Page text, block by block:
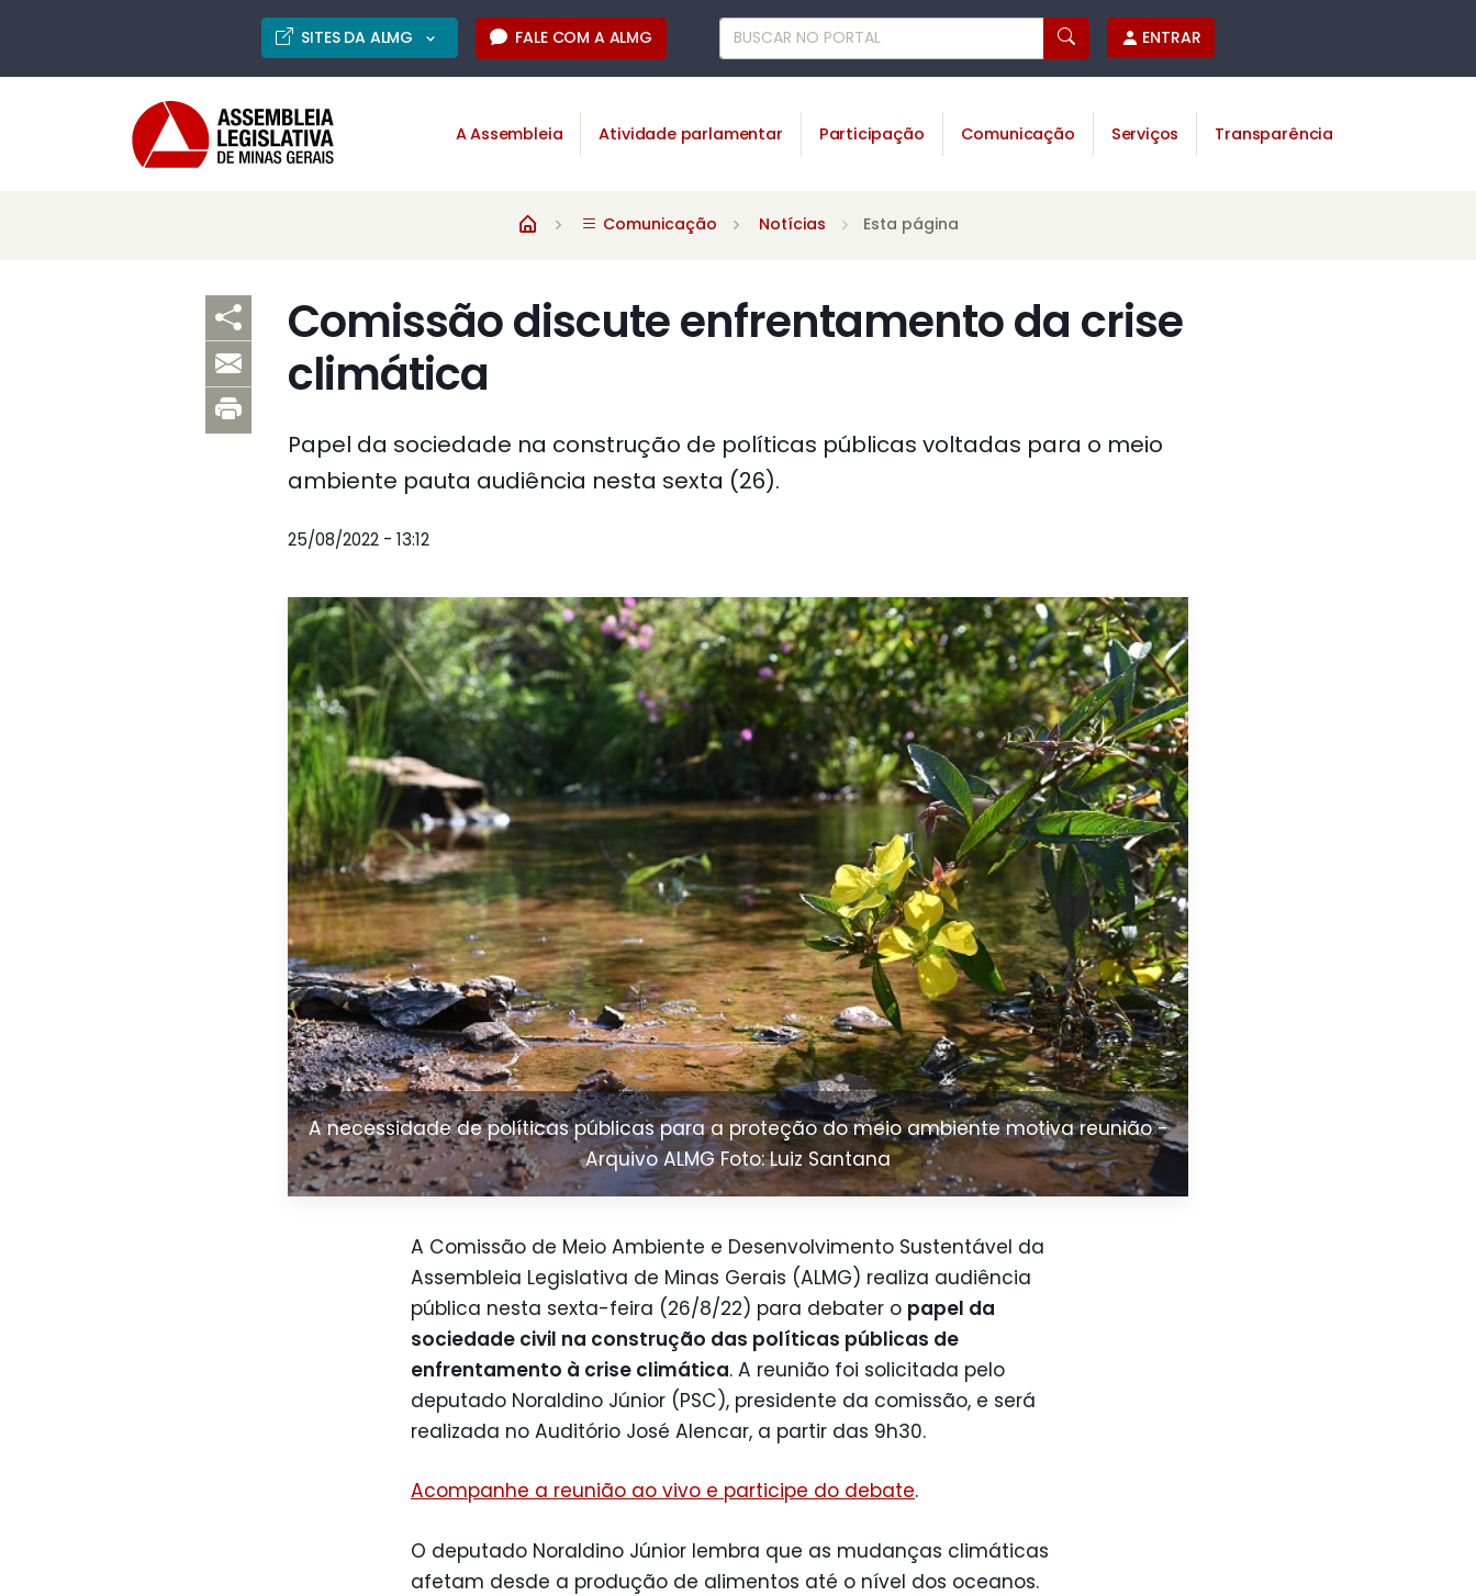
SITES DA ALMG FALE COM A ALMG ENTRAR
A Assembleia Atividade parlamentar Participação Comunicação Serviços Transparência
Comunicação Notícias Esta página
Comissão discute enfrentamento da crise
climática
Papel da sociedade na construção de políticas públicas voltadas para o meio
ambiente pauta audiência nesta sexta (26).
25/08/2022 - 13:12
A necessidade de políticas públicas para a proteção do meio ambiente motiva reunião -
Arquivo ALMG Foto: Luiz Santana
A Comissão de Meio Ambiente e Desenvolvimento Sustentável da
Assembleia Legislativa de Minas Gerais (ALMG) realiza audiência
pública nesta sexta-feira (26/8/22) para debater o papel da
sociedade civil na construção das políticas públicas de
enfrentamento à crise climática. A reunião foi solicitada pelo
deputado Noraldino Júnior (PSC), presidente da comissão, e será
realizada no Auditório José Alencar, a partir das 9h30.
Acompanhe a reunião ao vivo e participe do debate.
O deputado Noraldino Júnior lembra que as mudanças climáticas
afetam desde a produção de alimentos até o nível dos oceanos.